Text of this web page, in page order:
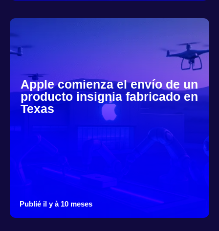
Apple comienza el envío de un
producto insignia fabricado en
Texas
Publié il y à 10 meses